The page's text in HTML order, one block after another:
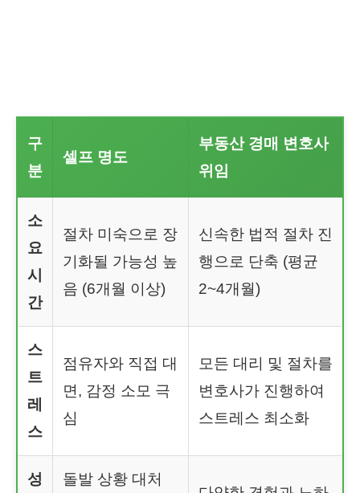
구
분
셀프 명도
부동산 경매 변호사
위임
소
요
시
간
절차 미숙으로 장
기화될 가능성 높
음 (6개월 이상)
신속한 법적 절차 진
행으로 단축 (평균
2~4개월)
스
트
레
스
점유자와 직접 대
면, 감정 소모 극
심
모든 대리 및 절차를
변호사가 진행하여
스트레스 최소화
성
돌발 상황 대처